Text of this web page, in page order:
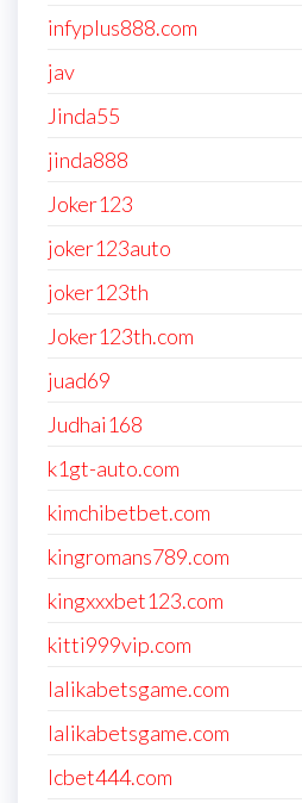
infyplus888.com
jav
Jinda55
jinda888
Joker123
joker123auto
joker123th
Joker123th.com
juad69
Judhai168
k1gt-auto.com
kimchibetbet.com
kingromans789.com
kingxxxbet123.com
kitti999vip.com
lalikabetsgame.com
lalikabetsgame.com
lcbet444.com